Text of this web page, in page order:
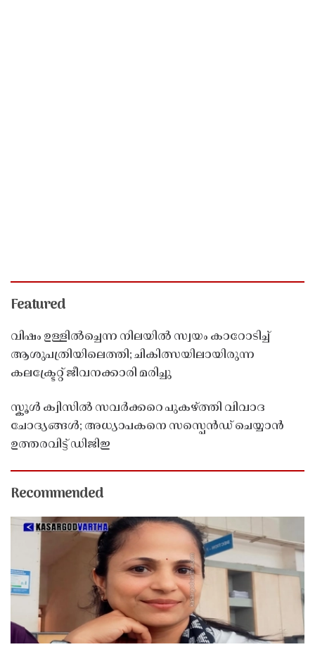
Featured
വിഷം ഉള്ളിൽച്ചെന്ന നിലയിൽ സ്വയം കാറോടിച്ച്
ആശുപത്രിയിലെത്തി; ചികിത്സയിലായിരുന്ന
കലക്ട്രേറ്റ് ജീവനക്കാരി മരിച്ചു
സ്കൂൾ ക്വിസിൽ സവർക്കറെ പുകഴ്ത്തി വിവാദ
ചോദ്യങ്ങൾ; അധ്യാപകനെ സസ്പെൻഡ് ചെയ്യാൻ
ഉത്തരവിട്ട് ഡിജിഇ
Recommended